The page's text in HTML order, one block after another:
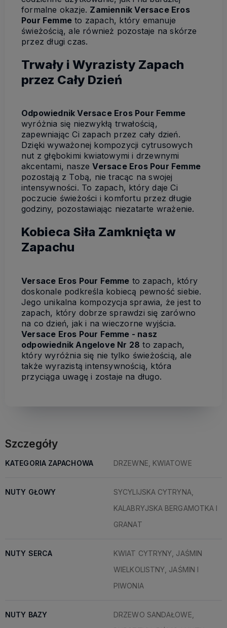
formalne okazje. Zamiennik Versace Eros
Pour Femme to zapach, który emanuje
świeżością, ale również pozostaje na skórze
przez długi czas.
Trwały i Wyrazisty Zapach
przez Cały Dzień
Odpowiednik Versace Eros Pour Femme
wyróżnia się niezwykłą trwałością,
zapewniając Ci zapach przez cały dzień.
Dzięki wyważonej kompozycji cytrusowych
nut z głębokimi kwiatowymi i drzewnymi
akcentami, naszeVersace Eros Pour Femme
pozostają z Tobą, nie tracąc na swojej
intensywności. To zapach, który daje Ci
poczucie świeżości i komfortu przez długie
godziny, pozostawiając niezatarte wrażenie.
Kobieca Siła Zamknięta w
Zapachu
Versace Eros Pour Femme to zapach, który
doskonale podkreśla kobiecą pewność siebie.
Jego unikalna kompozycja sprawia, że jest to
zapach, który dobrze sprawdzi się zarówno
na co dzień, jak i na wieczorne wyjścia.
Versace Eros Pour Femme - nasz
odpowiednik Angelove Nr 28 to zapach,
który wyróżnia się nie tylko świeżością, ale
także wyrazistą intensywnością, która
przyciąga uwagę i zostaje na długo.
Szczegóły
KATEGORIA ZAPACHOWA DRZEWNE, KWIATOWE
NUTY GŁOWY
SYCYLIJSKA CYTRYNA,
KALABRYJSKA BERGAMOTKA I
GRANAT
NUTY SERCA
KWIAT CYTRYNY, JAŚMIN
WIELKOLISTNY, JAŚMIN I
PIWONIA
NUTY BAZY
DRZEWO SANDAŁOWE,